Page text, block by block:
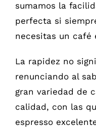
sumamos la
perfecta si
necesitas un café
La rapidez no
renunciando al
gran variedad de
calidad, con las
espresso